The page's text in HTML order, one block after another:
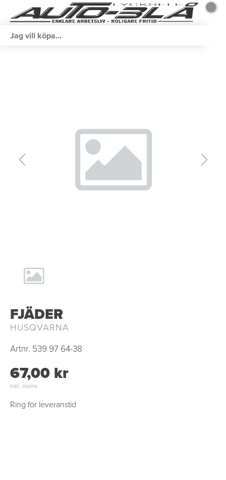
FJÄDER
HUSQVARNA
Artnr. 539 97 64-38
67,00 kr
Inkl. moms
Ring för leveranstid